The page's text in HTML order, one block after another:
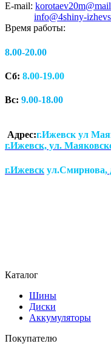
E-mail:
info@4shiny-
Время работы:
8.00-20.00
Сб: 8.00-19.00
Вс: 9.00-18.00
Адрес:г.Ижевск ул
г.Ижевск, ул.
г.Ижевск ул.Смирнова,
Каталог
Шины
Диски
Аккумуляторы
Покупателю